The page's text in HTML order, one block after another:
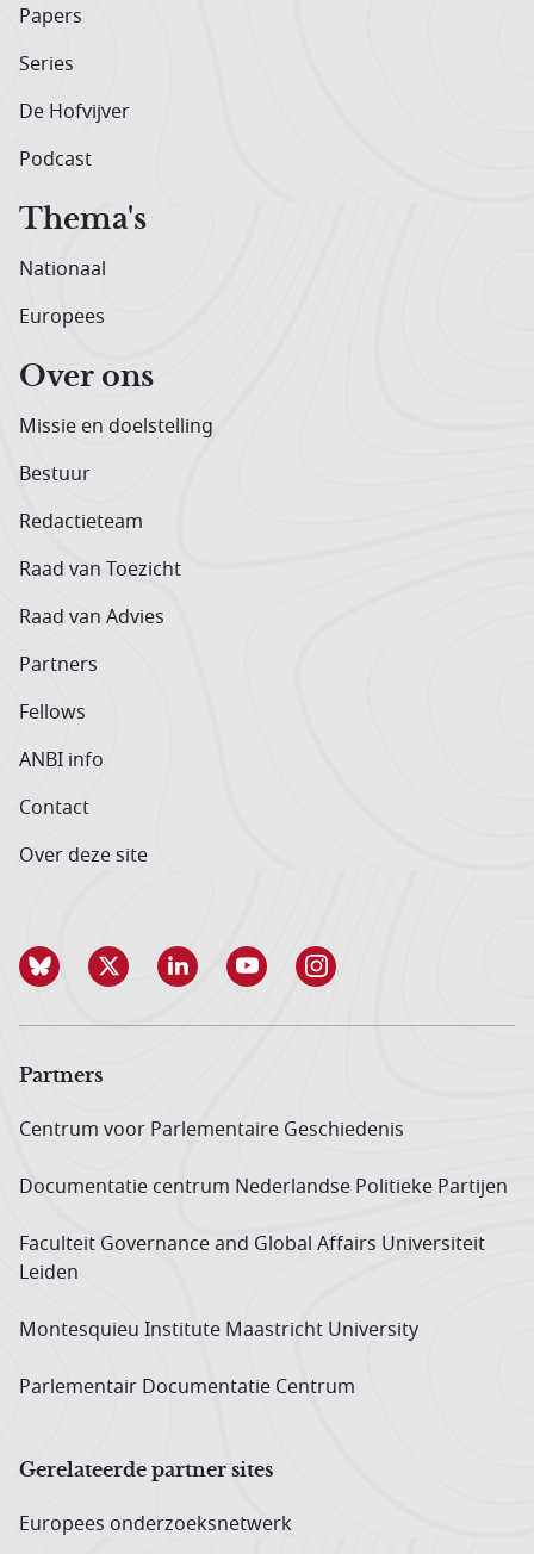
Papers
Series
De Hofvijver
Podcast
Thema's
Nationaal
Europees
Over ons
Missie en doelstelling
Bestuur
Redactieteam
Raad van Toezicht
Raad van Advies
Partners
Fellows
ANBI info
Contact
Over deze site
Partners
Centrum voor Parlementaire Geschiedenis
Documentatie centrum Neder­landse Politieke Partijen
Faculteit Governance and Global Affairs Universiteit
Leiden
Montesquieu Institute Maastricht University
Parlementair Documentatie Centrum
Gerelateerde partner sites
Europees onderzoeks­netwerk